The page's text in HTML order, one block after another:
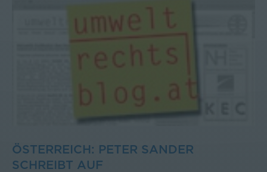
ÖSTERREICH: PETER SANDER
SCHREIBT AUF